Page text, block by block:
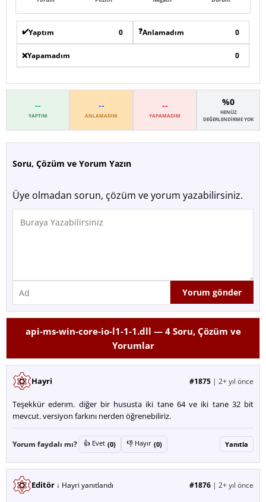
✔️Yaptım 0 ❓Anlamadım 0
❌Yapamadım 0
--
YAPTIM
--
ANLAMADIM
--
YAPAMADIM
%0
HENÜZ
DEĞERLENDIRME YOK
Soru, Çözüm ve Yorum Yazın
Üye olmadan sorun, çözüm ve yorum yazabilirsiniz.
api-ms-win-core-io-l1-1-1.dll — 4Soru, Çözüm ve
Yorumlar
Hayri #1875 | 2+ yıl önce
Teşekkür ederım. diğer bir hususta iki tane 64 ve iki tane 32 bit
mevcut. versiyon farkını nerden öğrenebiliriz.
Yorum faydalı mı? 👍 Evet (0) 👎 Hayır (0) Yanıtla
Editör ↓ Hayri yanıtlandı #1876 | 2+ yıl önce